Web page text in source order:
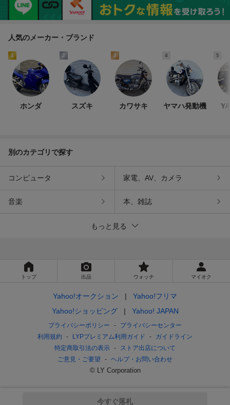
加画像あり
人気のメーカー・ブランド
1
ホンダ
2
スズキ
3
カワサキ
4
ヤマハ発動機
5
別のカテゴリで探す
コンピュータ 家電、AV、カメラ
音楽 本、雑誌
もっと見る
今すぐ落札
トップ 出品 ウォッチ マイオク
Yahoo!オークション
Yahoo!フリマ
Yahoo!ショッピング
Yahoo! JAPAN
プライバシーポリシー
プライバシーセンター
利用規約
LYPプレミアム利用ガイド
ガイドライン
特定商取引法の表示
ストア出店について
ご意見・ご要望
ヘルプ・お問い合わせ
© LY Corporation